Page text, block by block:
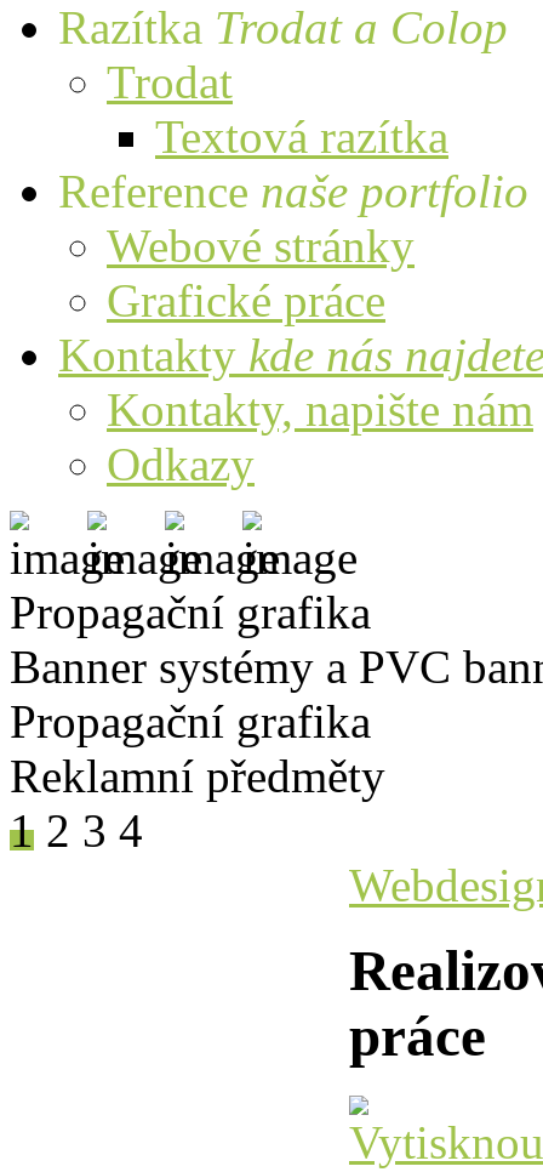
Razítka Trodat a Colop
Trodat
Textová razítka
Reference naše portfolio
Webové stránky
Grafické práce
Kontakty kde nás
Kontakty, napište nám
Odkazy
Propagační grafika
Banner systémy a PVC
Propagační grafika
Reklamní předměty
1 2 3 4
práce